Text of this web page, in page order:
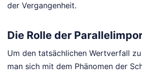
der Vergangenheit.
Die Rolle der
Um den tatsächlichen Wertverfall
man sich mit dem Phänomen der